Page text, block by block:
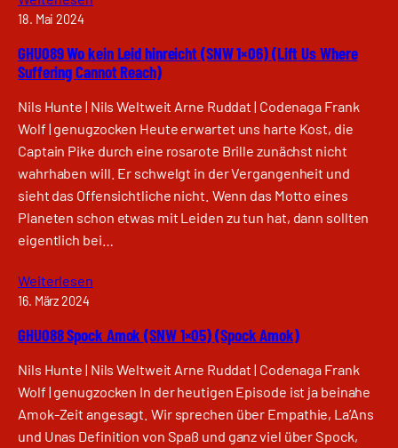
18. Mai 2024
GHU089 Wo kein Leid hinreicht (SNW 1×06) (Lift Us Where
Suffering Cannot Reach)
Nils Hunte | Nils Weltweit Arne Ruddat | Codenaga Frank
Wolf | genugzocken Heute erwartet uns harte Kost, die
Captain Pike durch eine rosarote Brille zunächst nicht
wahrhaben will. Er schwelgt in der Vergangenheit und
sieht das Offensichtliche nicht. Wenn das Motto eines
Planeten schon etwas mit Leiden zu tun hat, dann sollten
eigentlich bei…
Weiterlesen
16. März 2024
GHU088 Spock Amok (SNW 1×05) (Spock Amok)
Nils Hunte | Nils Weltweit Arne Ruddat | Codenaga Frank
Wolf | genugzocken In der heutigen Episode ist ja beinahe
Amok-Zeit angesagt. Wir sprechen über Empathie, La’Ans
und Unas Definition von Spaß und ganz viel über Spock,